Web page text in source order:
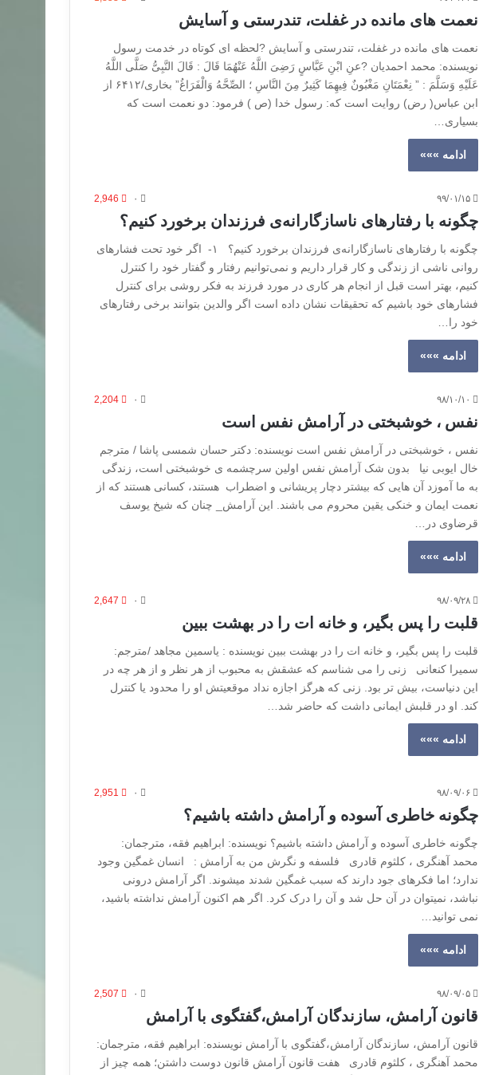
نعمت های مانده در غفلت، تندرستی و آسایش
نعمت های مانده در غفلت، تندرستی و آسایش ?لحظه ای کوتاه در خدمت رسول
نویسنده: محمد احمدیان ?عنِ ابْنِ عَبَّاسٍ رَضِیَ اللَّهُ عَنْهُمَا قَالَ : قَالَ النَّبِیُّ صَلَّى اللَّهُ
عَلَیْهِ وَسَلَّمَ : ” نِعْمَتَانِ مَغْبُونٌ فِیهِمَا کَثِیرٌ مِنَ النَّاسِ ؛ الصِّحَّهُ وَالْفَرَاغُ” بخاری/۶۴۱۲ از
ابن عباس( رض) روایت است که: رسول خدا (ص ) فرمود: دو نعمت است که
بسیاری…
ادامه »»»
۹۹/۰۱/۱۵ ۰ 2,946
چگونه با رفتارهای ناسازگارانه‌ی فرزندان برخورد کنیم؟
چگونه با رفتارهای ناسازگارانه‌ی فرزندان برخورد کنیم؟ ۱- اگر خود تحت فشارهای
روانی ناشی از زندگی و کار قرار داریم و نمی‌توانیم رفتار و گفتار خود را کنترل
کنیم، بهتر است قبل از انجام هر کاری در مورد فرزند به فکر روشی برای کنترل
فشارهای خود باشیم که تحقیقات نشان داده است اگر والدین بتوانند برخی رفتارهای
خود را…
ادامه »»»
۹۸/۱۰/۱۰ ۰ 2,204
نفس ، خوشبختی در آرامش نفس است
نفس ، خوشبختی در آرامش نفس است نویسنده: دکتر حسان شمسی پاشا / مترجم
خال ایوبی نیا بدون شک آرامش نفس اولین سرچشمه ی خوشبختی است، زندگی
به ما آموزد آن هایی که بیشتر دچار پریشانی و اضطراب هستند، کسانی هستند که از
نعمت ایمان و خنکی یقین محروم می باشند. این آرامش_ چنان که شیخ یوسف
قرضاوی در…
ادامه »»»
۹۸/۰۹/۲۸ ۰ 2,647
قلبت را پس بگیر، و خانه ات را در بهشت ببین
قلبت را پس بگیر، و خانه ات را در بهشت ببین نویسنده : یاسمین مجاهد /مترجم:
سمیرا کنعانی زنی را می شناسم که عشقش به محبوب از هر نظر و از هر چه در
این دنیاست، بیش تر بود. زنی که هرگز اجازه نداد موقعیتش او را محدود یا کنترل
کند. او در قلبش ایمانی داشت که حاضر شد…
ادامه »»»
۹۸/۰۹/۰۶ ۰ 2,951
چگونه خاطری آسوده و آرامش داشته باشیم؟
چگونه خاطری آسوده و آرامش داشته باشیم؟ نویسنده: ابراهیم فقه، مترجمان:
محمد آهنگری ، کلثوم قادری فلسفه و نگرش من به آرامش : انسان غمگین وجود
ندارد؛ اما فکرهای جود دارند که سبب غمگین شدند میشوند. اگر آرامش درونی
نباشد، نمیتوان در آن حل شد و آن را درک کرد. اگر هم اکنون آرامش نداشته باشید،
نمی توانید…
ادامه »»»
۹۸/۰۹/۰۵ ۰ 2,507
قانون آرامش، سازندگان آرامش،گفتگوی با آرامش
قانون آرامش، سازندگان آرامش،گفتگوی با آرامش نویسنده: ابراهیم فقه، مترجمان:
محمد آهنگری ، کلثوم قادری هفت قانون آرامش قانون دوست داشتن؛ همه چیز از